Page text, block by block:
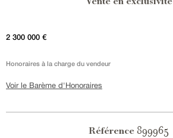
Vente en exclusivité
2 300 000 €
Honoraires à la charge du vendeur
Voir le Barème d'Honoraires
Référence 899965